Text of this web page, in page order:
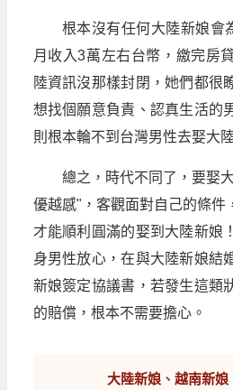
根本沒有任何大陸新娘會
月收入3萬左右台幣，繳完房
陸資訊沒那樣封閉，她們都很
想找個願意負責、認真生活的
則根本輪不到台灣男性去娶大
總之，時代不同了，要娶
優越感"，客觀面對自己的條件
才能順利圓滿的娶到大陸新娘
身男性放心，在與大陸新娘結
新娘簽定協議書，若發生這類
的賠償，根本不需要擔心。
大陸新娘、 越南新娘